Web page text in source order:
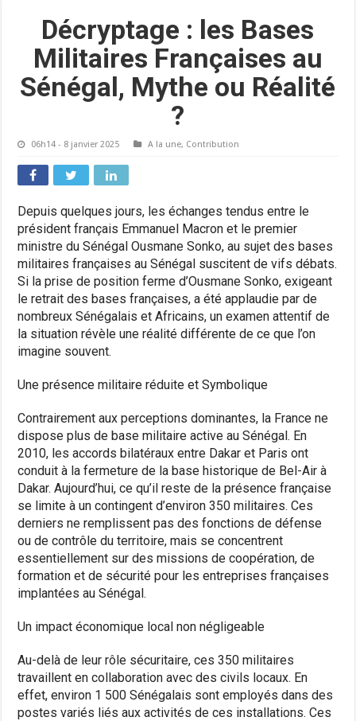
Décryptage : les Bases
Militaires Françaises au
Sénégal, Mythe ou Réalité
?
06h14 - 8 janvier 2025 A la une, Contribution
Depuis quelques jours, les échanges tendus entre le
président français Emmanuel Macron et le premier
ministre du Sénégal Ousmane Sonko, au sujet des bases
militaires françaises au Sénégal suscitent de vifs débats.
Si la prise de position ferme d’Ousmane Sonko, exigeant
le retrait des bases françaises, a été applaudie par de
nombreux Sénégalais et Africains, un examen attentif de
la situation révèle une réalité différente de ce que l’on
imagine souvent.
Une présence militaire réduite et Symbolique
Contrairement aux perceptions dominantes, la France ne
dispose plus de base militaire active au Sénégal. En
2010, les accords bilatéraux entre Dakar et Paris ont
conduit à la fermeture de la base historique de Bel-Air à
Dakar. Aujourd’hui, ce qu’il reste de la présence française
se limite à un contingent d’environ 350 militaires. Ces
derniers ne remplissent pas des fonctions de défense
ou de contrôle du territoire, mais se concentrent
essentiellement sur des missions de coopération, de
formation et de sécurité pour les entreprises françaises
implantées au Sénégal.
Un impact économique local non négligeable
Au-delà de leur rôle sécuritaire, ces 350 militaires
travaillent en collaboration avec des civils locaux. En
effet, environ 1 500 Sénégalais sont employés dans des
postes variés liés aux activités de ces installations. Ces